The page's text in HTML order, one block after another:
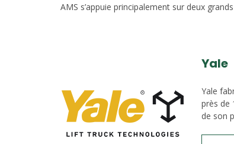
AMS s’appuie principalement sur deux
Yale
Yale
près de
de son